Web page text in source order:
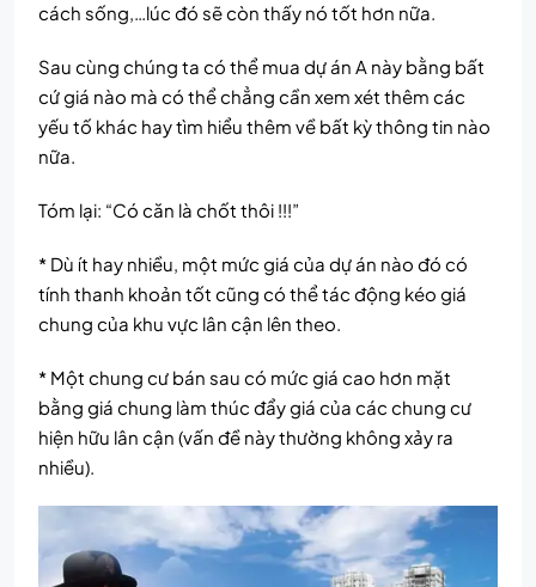
cách sống,…lúc đó sẽ còn thấy nó tốt hơn nữa.
Sau cùng chúng ta có thể mua dự án A này bằng bất
cứ giá nào mà có thể chẳng cần xem xét thêm các
yếu tố khác hay tìm hiểu thêm về bất kỳ thông tin nào
nữa.
Tóm lại: “Có căn là chốt thôi !!!”
* Dù ít hay nhiều, một mức giá của dự án nào đó có
tính thanh khoản tốt cũng có thể tác động kéo giá
chung của khu vực lân cận lên theo.
* Một chung cư bán sau có mức giá cao hơn mặt
bằng giá chung làm thúc đẩy giá của các chung cư
hiện hữu lân cận (vấn đề này thường không xảy ra
nhiều).